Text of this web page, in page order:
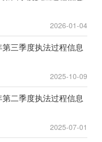
2026-01-04
三季度执法过程信息
2025-10-09
二季度执法过程信息
2025-07-01